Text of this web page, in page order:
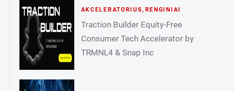
AKCELERATORIUS , RENGINIAI
Traction Builder Equity-Free
Consumer Tech Accelerator by
TRMNL4 & Snap Inc